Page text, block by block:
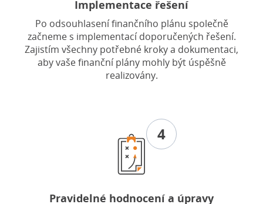
Implementace řešení
Po odsouhlasení finančního plánu společně
začneme s implementací doporučených řešení.
Zajistím všechny potřebné kroky a dokumentaci,
aby vaše finanční plány mohly být úspěšně
realizovány.
4
Pravidelné hodnocení a úpravy